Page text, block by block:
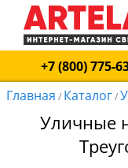
+7 (800) 775-
Главная / Каталог/
Уличные